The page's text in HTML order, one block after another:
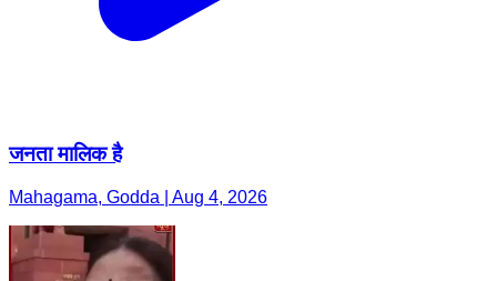
जनता मालिक है
Mahagama, Godda | Aug 4, 2026